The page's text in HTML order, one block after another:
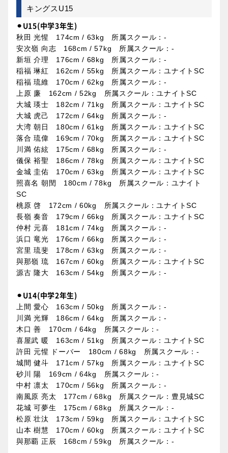
キングスU15
⚫︎U15(中学3年生)
秋田 光惺 174cm / 63kg 所属スクール：-
安次嶺 向志 168cm / 57kg 所属スクール：-
新垣 介理 176cm / 68kg 所属スクール：-
稲福 琳紅 162cm / 55kg 所属スクール：ユナイトSC
稲福 琉維 170cm / 62kg 所属スクール：-
上原 廉 162cm / 52kg 所属スクール：ユナイトSC
大城 瑛士 182cm / 71kg 所属スクール：ユナイトSC
大城 虎己 172cm / 64kg 所属スクール：-
大湾 朝日 180cm / 61kg 所属スクール：ユナイトSC
落合 琉偉 169cm / 70kg 所属スクール：ユナイトSC
川満 佑絃 175cm / 68kg 所属スクール：-
儀保 裕聖 186cm / 78kg 所属スクール：ユナイトSC
金城 圭佑 170cm / 63kg 所属スクール：ユナイトSC
照喜名 朝閏 180cm / 78kg 所属スクール：ユナイト
SC
桃原 啓 172cm / 60kg 所属スクール：ユナイトSC
長嶺 奏音 179cm / 66kg 所属スクール：ユナイトSC
仲村 元喜 181cm / 74kg 所属スクール：-
浜口 竜光 176cm / 66kg 所属スクール：-
宮里 琉斐 178cm / 63kg 所属スクール：-
與那嶺 琉 167cm / 60kg 所属スクール：ユナイトSC
源古 隆大 163cm / 54kg 所属スクール：-
⚫︎U14(中学2年生)
上間 愛心 163cm / 50kg 所属スクール：-
川満 光輝 186cm / 64kg 所属スクール：-
木口 善 170cm / 64kg 所属スクール：-
喜屋武 暖 163cm / 51kg 所属スクール：ユナイトSC
許田 元惺 ドーバー 180cm / 68kg 所属スクール：-
城間 健斗 171cm / 57kg 所属スクール：ユナイトSC
砂川 陽 169cm / 64kg 所属スクール：-
中村 凛太 170cm / 56kg 所属スクール：-
南風原 亮太 177cm / 68kg 所属スクール：豊見城SC
花城 可夢生 175cm / 68kg 所属スクール：-
松原 壮汰 173cm / 59kg 所属スクール：ユナイトSC
山本 樹慧 170cm / 60kg 所属スクール：ユナイトSC
與那覇 正辰 168cm / 59kg 所属スクール：-